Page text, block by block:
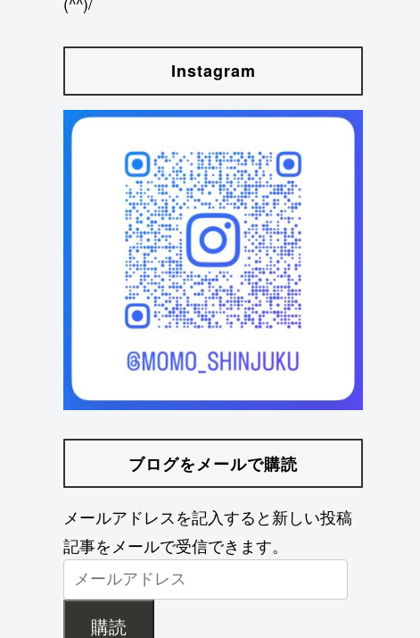
Instagram
ブログをメールで購読
メールアドレスを記入すると新しい投稿
記事をメールで受信できます。
購読